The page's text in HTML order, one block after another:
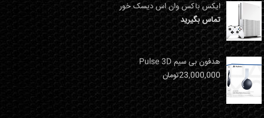
ایکس باکس وان اس دیسک خور
تماس بگیرید
هدفون بی سیم Pulse 3D
23,000,000تومان